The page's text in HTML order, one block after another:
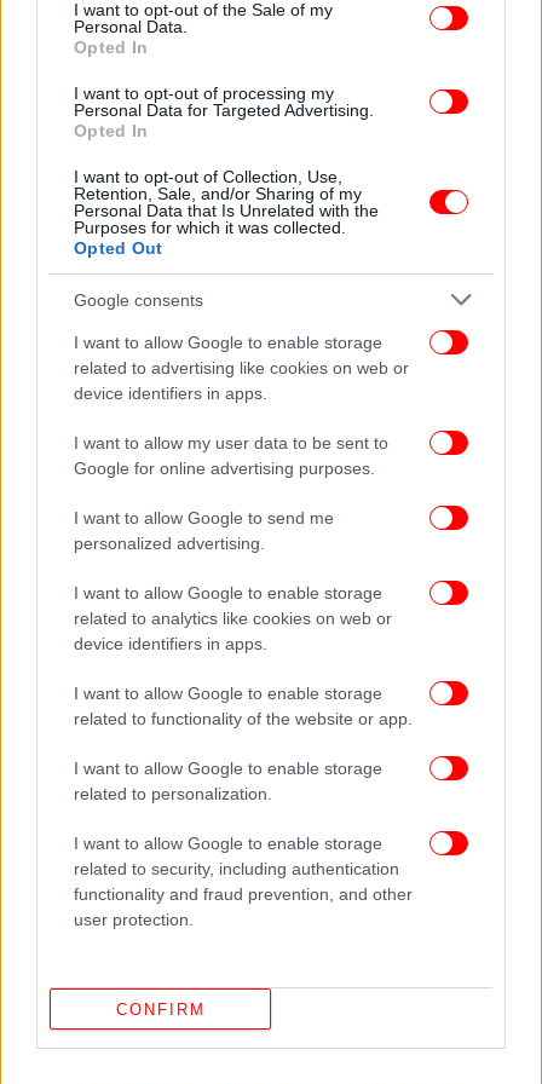
I want to opt-out of the Sale of my
Personal Data.
Opted In
I want to opt-out of processing my
Personal Data for Targeted Advertising.
Opted In
I want to opt-out of Collection, Use,
Retention, Sale, and/or Sharing of my
Personal Data that Is Unrelated with the
Purposes for which it was collected.
Opted Out
Google consents
I want to allow Google to enable storage
related to advertising like cookies on web or
device identifiers in apps.
I want to allow my user data to be sent to
Google for online advertising purposes.
I want to allow Google to send me
personalized advertising.
I want to allow Google to enable storage
related to analytics like cookies on web or
device identifiers in apps.
I want to allow Google to enable storage
related to functionality of the website or app.
I want to allow Google to enable storage
related to personalization.
I want to allow Google to enable storage
related to security, including authentication
functionality and fraud prevention, and other
user protection.
CONFIRM
ΟΛΕΣ ΟΙ ΕΙΔΗΣΕΙΣ
Ο Μοτζτάμπα Χαμενεΐ, στο πρώτο του μήνυμα, χωρίς
να εμφανιστεί ο ίδιος, απειλεί ότι τα Στενά του Ορμούζ θα
Πόσα πληρώνουν οι ΗΠΑ κάθε μέρα για τις ανάγκες
του πολέμου με το Ιράν -Ζαλίζουν οι αριθμοί
Σε ποιον ανήκει το ελληνόκτητο πλοίο που χτυπήθηκε
σήμερα στον Περσικό Κόλπο
Ακολουθήστε το
Δείτε όλες τις τελευταίες
στο